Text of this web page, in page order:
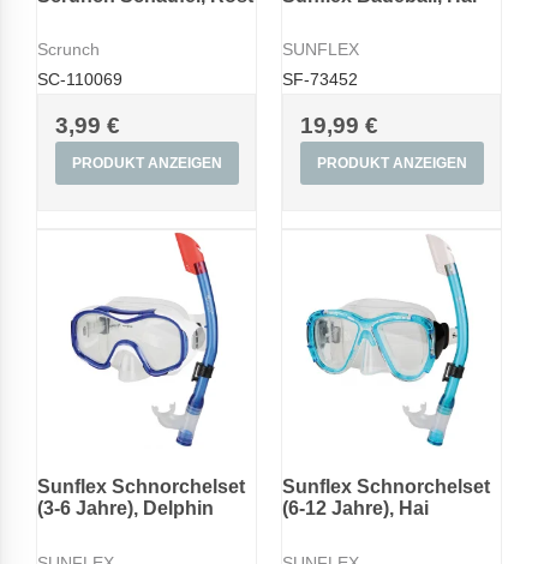
Scrunch
SC-110069
3,99 €
PRODUKT ANZEIGEN
SUNFLEX
SF-73452
19,99 €
PRODUKT ANZEIGEN
Sunflex Schnorchelset
(3-6 Jahre), Delphin
Sunflex Schnorchelset
(6-12 Jahre), Hai